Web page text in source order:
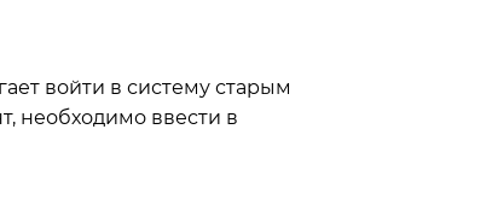
войти в систему старым
необходимо ввести в